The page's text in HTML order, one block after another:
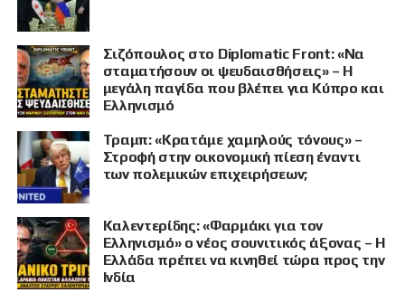
Σιζόπουλος στο Diplomatic Front: «Να
σταματήσουν οι ψευδαισθήσεις» – Η
μεγάλη παγίδα που βλέπει για Κύπρο και
Ελληνισμό
Τραμπ: «Κρατάμε χαμηλούς τόνους» –
Στροφή στην οικονομική πίεση έναντι
των πολεμικών επιχειρήσεων;
Καλεντερίδης: «Φαρμάκι για τον
Ελληνισμό» ο νέος σουνιτικός άξονας – Η
Ελλάδα πρέπει να κινηθεί τώρα προς την
Ινδία